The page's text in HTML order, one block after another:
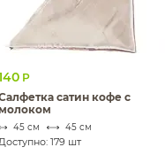
Р
сатин кофе с
молоком
45 см 45 см
179 шт